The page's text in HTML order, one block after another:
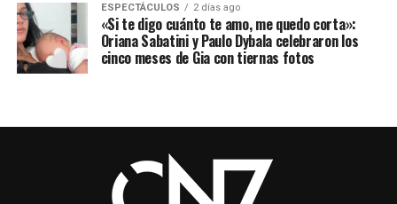
ESPECTÁCULOS 2 días ago
«Si te digo cuánto te amo, me quedo corta»:
Oriana Sabatini y Paulo Dybala celebraron los
cinco meses de Gia con tiernas fotos